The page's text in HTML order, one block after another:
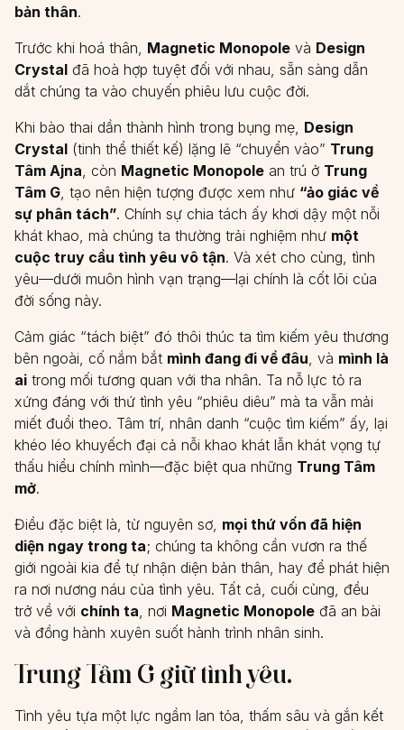
bản thân.
Trước khi hoá thân, Magnetic Monopole và Design
Crystal đã hoà hợp tuyệt đối với nhau, sẵn sàng dẫn
dắt chúng ta vào chuyến phiêu lưu cuộc đời.
Khi bào thai dần thành hình trong bụng mẹ, Design
Crystal (tinh thể thiết kế) lặng lẽ “chuyển vào” Trung
Tâm Ajna , còn Magnetic Monopole an trú ở Trung
Tâm G , tạo nên hiện tượng được xem như “ảo giác về
sự phân tách”. Chính sự chia tách ấy khơi dậy một nỗi
khát khao, mà chúng ta thường trải nghiệm như một
cuộc truy cầu tình yêu vô tận. Và xét cho cùng, tình
yêu—dưới muôn hình vạn trạng—lại chính là cốt lõi của
đời sống này.
Cảm giác “tách biệt” đó thôi thúc ta tìm kiếm yêu thương
bên ngoài, cố nắm bắt mình đang đi về đâu , và mình là
ai trong mối tương quan với tha nhân. Ta nỗ lực tỏ ra
xứng đáng với thứ tình yêu “phiêu diêu” mà ta vẫn mải
miết đuổi theo. Tâm trí, nhân danh “cuộc tìm kiếm” ấy, lại
khéo léo khuyếch đại cả nỗi khao khát lẫn khát vọng tự
thấu hiểu chính mình—đặc biệt qua những Trung Tâm
mở.
Điều đặc biệt là, từ nguyên sơ, mọi thứ vốn đã hiện
diện ngay trong ta; chúng ta không cần vươn ra thế
giới ngoài kia để tự nhận diện bản thân, hay để phát hiện
ra nơi nương náu của tình yêu. Tất cả, cuối cùng, đều
trở về với chính ta , nơi Magnetic Monopole đã an bài
và đồng hành xuyên suốt hành trình nhân sinh.
Trung Tâm G giữ tình yêu.
Tình yêu tựa một lực ngầm lan tỏa, thấm sâu và gắn kết